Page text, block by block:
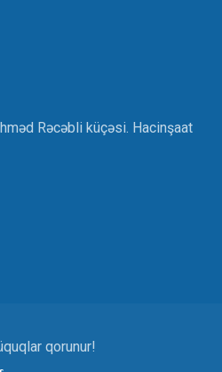
Rəcəbli küçəsi. Hacinşaat
qorunur!